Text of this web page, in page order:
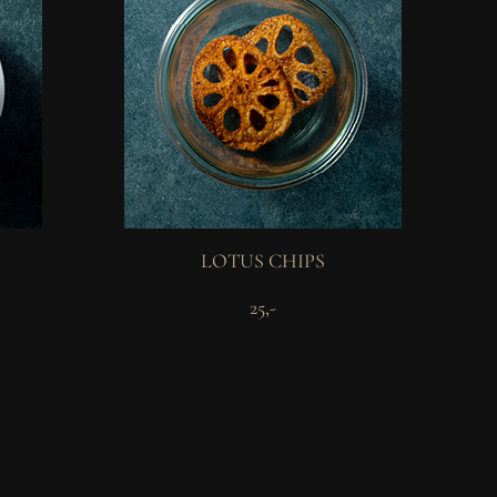
LOTUS CHIPS
25,-